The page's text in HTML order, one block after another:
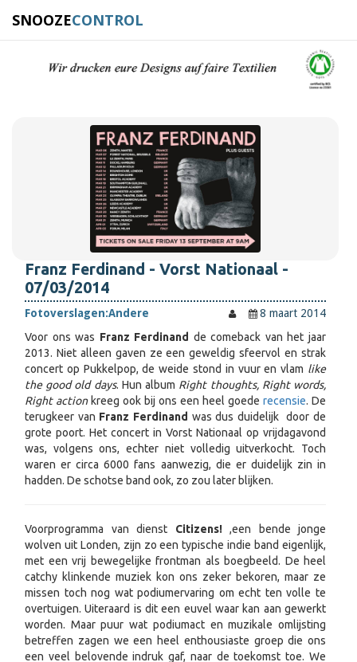
SNOOZECONTROL
Franz Ferdinand - Vorst Nationaal -
07/03/2014
Fotoverslagen:Andere
8 maart 2014
Voor ons was Franz Ferdinand de comeback van het jaar
2013. Niet alleen gaven ze een geweldig sfeervol en strak
concert op Pukkelpop, de weide stond in vuur en vlam like
the good old days. Hun album Right thoughts, Right words,
Right actionkreeg ook bij ons een heel goede recensie. De
terugkeer van Franz Ferdinand was dus duidelijk door de
grote poort. Het concert in Vorst Nationaal op vrijdagavond
was, volgens ons, echter niet volledig uitverkocht. Toch
waren er circa 6000 fans aanwezig, die er duidelijk zin in
hadden. De schotse band ook, zo zou later blijken.
Voorprogramma van dienst Citizens!,een bende jonge
wolven uit Londen, zijn zo een typische indie band eigenlijk,
met een vrij bewegelijke frontman als boegbeeld. De heel
catchy klinkende muziek kon ons zeker bekoren, maar ze
missen toch nog wat podiumervaring om echt ten volle te
overtuigen. Uiteraard is dit een euvel waar kan aan gewerkt
worden. Maar puur wat podiumact en muzikale omlijsting
betreffen zagen we een heel enthousiaste groep die ons
een veel belovende indruk gaf, naar de toekomst toe. We